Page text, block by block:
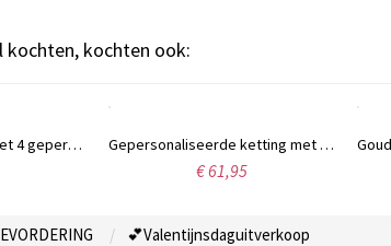
kochten ook:
Moederhartketting met 4 gepersonaliseerde geboortestenen en naam Gepersonaliseerde ketting met 7 geboortestenen, geïnspireerd op de stamboom van uw familie.
€ 61,95
💕Valentijnsdaguitverkoop